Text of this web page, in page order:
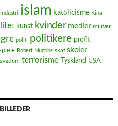
industri islam katolicisme Kina
kunst kvinder medier militær
politi politikere profit
Robert Mugabe skat skoler
sygdom terrorisme Tyskland USA